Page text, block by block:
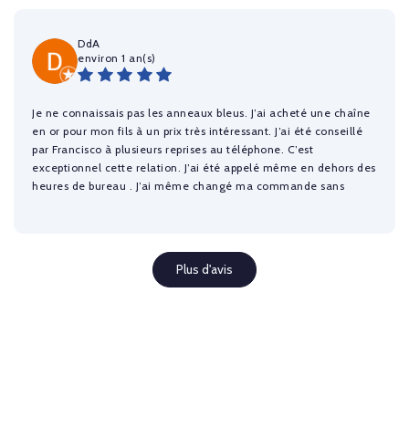
DdA
environ 1 an(s)
Je ne connaissais pas les anneaux bleus. J’ai acheté une chaîne
en or pour mon fils à un prix très intéressant. J’ai été conseillé
par Francisco à plusieurs reprises au téléphone. C’est
exceptionnel cette relation. J’ai été appelé même en dehors des
heures de bureau . J’ai même changé ma commande sans
Plus d'avis